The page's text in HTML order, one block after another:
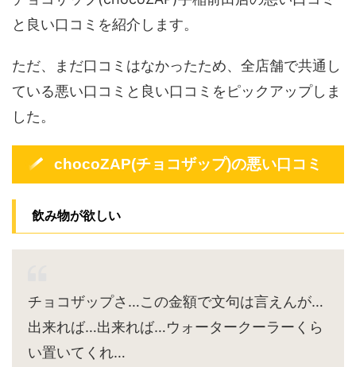
と良い口コミを紹介します。
ただ、まだ口コミはなかったため、全店舗で共通し
ている悪い口コミと良い口コミをピックアップしま
した。
chocoZAP(チョコザップ)の悪い口コミ
飲み物が欲しい
チョコザップさ…この金額で文句は言えんが…
出来れば…出来れば…ウォータークーラーくら
い置いてくれ…